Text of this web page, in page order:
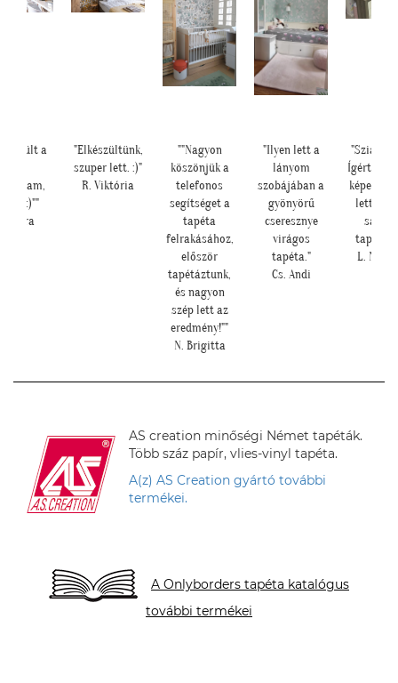
Viktória
""Nagyon
köszönjük a
telefonos
"Ilyen lett a
lányom
szobájában a
gyönyörű
cseresznye
virágos
tapéta."
Cs. Andi
"Szia Kriszti!
Ígértem neked
képeket. Ilyen
lett a baba
sarok a
tapétával."
L. Nikolett
makis
Jó
lett
T.
AS creation minőségi Német tapéták.
Több száz papír, vlies-vinyl tapéta.
A(z) AS Creation gyártó további
termékei.
A Onlyborders tapéta katalógus
további termékei